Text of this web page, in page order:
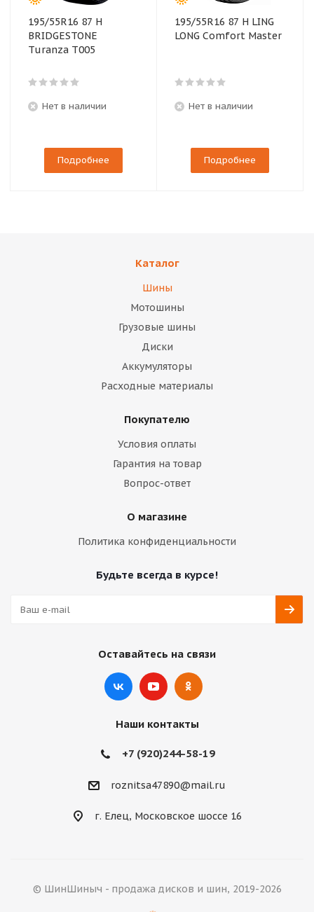
195/55R16 87 H
BRIDGESTONE
Turanza T005
Нет в наличии
Подробнее
195/55R16 87 H LING
LONG Comfort Master
Нет в наличии
Подробнее
Каталог
Шины
Мотошины
Грузовые шины
Диски
Аккумуляторы
Расходные материалы
Покупателю
Условия оплаты
Гарантия на товар
Вопрос-ответ
О магазине
Политика конфиденциальности
Будьте всегда в курсе!
Оставайтесь на связи
Наши контакты
+7 (920)244-58-19
roznitsa47890@mail.ru
г. Елец, Московское шоссе 16
© ШинШиныч - продажа дисков и шин, 2019-2026